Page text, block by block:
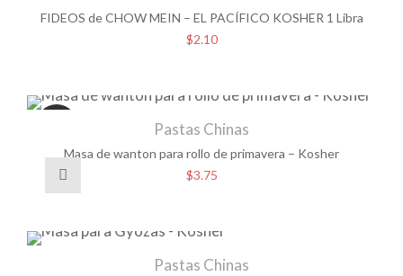
FIDEOS de CHOW MEIN – EL PACÍFICO KOSHER 1 Libra
$2.10
Pastas Chinas
Masa de wanton para rollo de primavera – Kosher
$3.75
Pastas Chinas